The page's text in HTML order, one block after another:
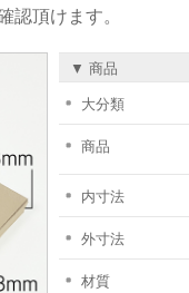
認頂けます。
▼ 商品
大分類
商品
内寸法
外寸法
材質